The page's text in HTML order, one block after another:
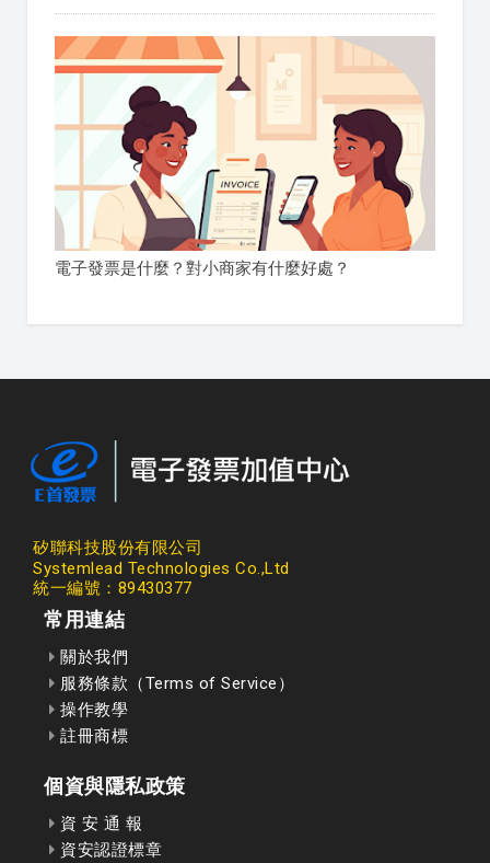
電子發票是什麼？對小商家有什麼好處？
矽聯科技股份有限公司
Systemlead Technologies Co.,Ltd
統一編號：89430377
常用連結
關於我們
服務條款（Terms of Service）
操作教學
註冊商標
個資與隱私政策
資 安 通 報
資安認證標章